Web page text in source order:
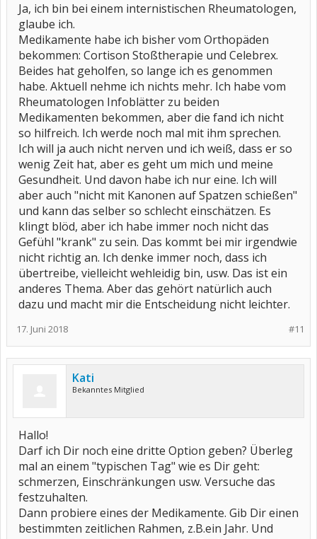
Ja, ich bin bei einem internistischen Rheumatologen,
glaube ich.
Medikamente habe ich bisher vom Orthopäden
bekommen: Cortison Stoßtherapie und Celebrex.
Beides hat geholfen, so lange ich es genommen
habe. Aktuell nehme ich nichts mehr. Ich habe vom
Rheumatologen Infoblätter zu beiden
Medikamenten bekommen, aber die fand ich nicht
so hilfreich. Ich werde noch mal mit ihm sprechen.
Ich will ja auch nicht nerven und ich weiß, dass er so
wenig Zeit hat, aber es geht um mich und meine
Gesundheit. Und davon habe ich nur eine. Ich will
aber auch "nicht mit Kanonen auf Spatzen schießen"
und kann das selber so schlecht einschätzen. Es
klingt blöd, aber ich habe immer noch nicht das
Gefühl "krank" zu sein. Das kommt bei mir irgendwie
nicht richtig an. Ich denke immer noch, dass ich
übertreibe, vielleicht wehleidig bin, usw. Das ist ein
anderes Thema. Aber das gehört natürlich auch
dazu und macht mir die Entscheidung nicht leichter.
#11
17. Juni 2018
Kati
Bekanntes Mitglied
Hallo!
Darf ich Dir noch eine dritte Option geben? Überleg
mal an einem "typischen Tag" wie es Dir geht:
schmerzen, Einschränkungen usw. Versuche das
festzuhalten.
Dann probiere eines der Medikamente. Gib Dir einen
bestimmten zeitlichen Rahmen, z.B.ein Jahr. Und